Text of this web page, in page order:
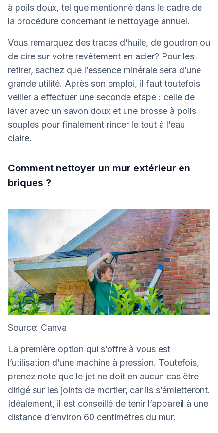
à poils doux, tel que mentionné dans le cadre de
la procédure concernant le nettoyage annuel.
Vous remarquez des traces d’huile, de goudron ou
de cire sur votre revêtement en acier? Pour les
retirer, sachez que l’essence minérale sera d’une
grande utilité. Après son emploi, il faut toutefois
veiller à effectuer une seconde étape : celle de
laver avec un savon doux et une brosse à poils
souples pour finalement rincer le tout à l’eau
claire.
Comment nettoyer un mur extérieur en
briques ?
Source: Canva
La première option qui s’offre à vous est
l’utilisation d’une machine à pression. Toutefois,
prenez note que le jet ne doit en aucun cas être
dirigé sur les joints de mortier, car ils s’émietteront.
Idéalement, il est conseillé de tenir l’appareil à une
distance d’environ 60 centimètres du mur.